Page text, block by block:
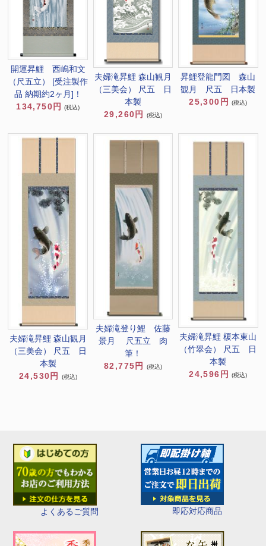
よくあるご質問 即応対応商品
開運昇鯉 西嶋和文
（尺五立） [受注製作
品 納期約2ヶ月]！
134,750円
(税込)
夫婦滝昇鯉 森山観月
（三美会） 尺五 日
本製
29,260円
(税込)
昇鯉登龍門図 森山
観月 尺五 日本製
25,300円 (税込)
夫婦滝昇鯉 森山観月
（三美会） 尺五 日
本製
24,530円
(税込)
夫婦滝登り鯉 佐藤
景月 尺五立 肉
筆！
82,775円
(税込)
夫婦滝昇鯉 榎本東山
（竹翠会） 尺五 日
本製
24,596円
(税込)